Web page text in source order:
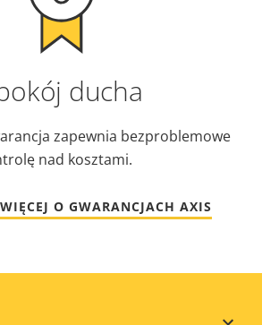
ducha
zapewnia bezproblemowe
nad kosztami.
O GWARANCJACH AXIS